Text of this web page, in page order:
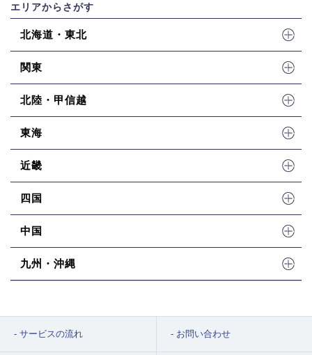
エリアからさがす
北海道・東北
関東
北陸・甲信越
東海
近畿
四国
中国
九州・沖縄
サービスの流れ お問い合わせ